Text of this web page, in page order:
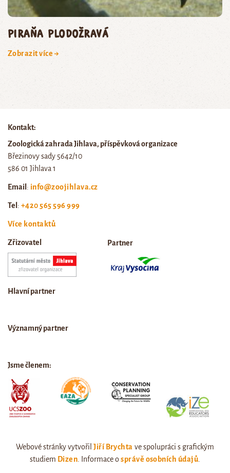
piraňa plodožravá
Zobrazit více →
Kontakt:
Zoologická zahrada Jihlava, příspěvková organizace
Březinovy sady 5642/10
586 01 Jihlava 1
Email : info@zoojihlava.cz
Tel : +420 565 596 999
Více kontaktů
Zřizovatel Partner
Hlavní partner
Významný partner
Jsme členem:
Webové stránky vytvořilJiří Brychta ve spolupráci s grafickým
studiem Dizen. Informace osprávě osobních údajů.